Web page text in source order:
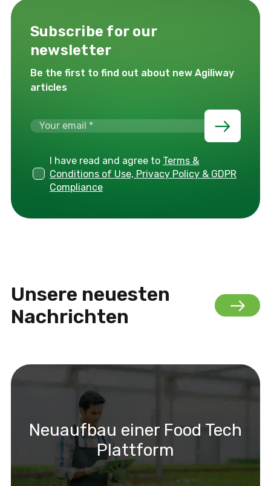
Subscribe for our
newsletter
Be the first to find out about new Agiliway
articles
I have read and agree to Terms &
Conditions of Use, Privacy Policy & GDPR
Compliance
Unsere neuesten
Nachrichten
Neuaufbau einer Food Tech
Plattform